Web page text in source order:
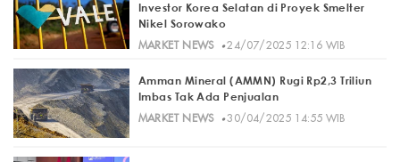
Investor Korea Selatan di Proyek Smelter
Nikel Sorowako
MARKET NEWS· 24/07/2025 12:16 WIB
Amman Mineral (AMMN) Rugi Rp2,3 Triliun
Imbas Tak Ada Penjualan
MARKET NEWS· 30/04/2025 14:55 WIB